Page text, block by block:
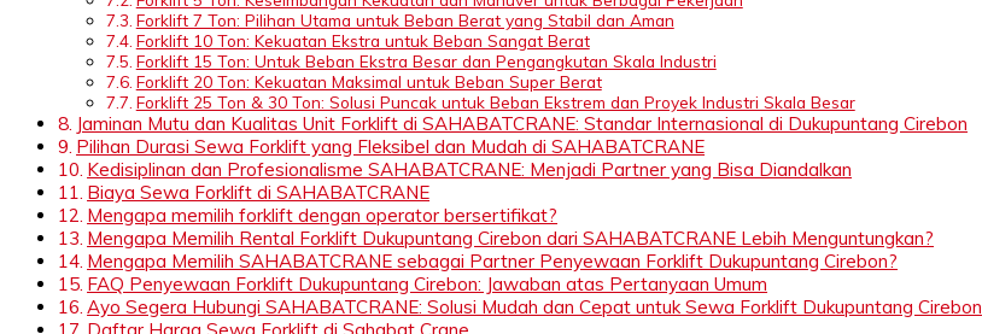
Forklift 7 Ton: Pilihan Utama untuk Beban Berat yang Stabil dan Aman
Forklift 10 Ton: Kekuatan Ekstra untuk Beban Sangat Berat
Forklift 15 Ton: Untuk Beban Ekstra Besar dan Pengangkutan Skala Industri
Forklift 20 Ton: Kekuatan Maksimal untuk Beban Super Berat
Forklift 25 Ton & 30 Ton: Solusi Puncak untuk Beban Ekstrem dan Proyek Industri Skala Besar
Jaminan Mutu dan Kualitas Unit Forklift di SAHABATCRANE: Standar Internasional di Dukupuntang Cirebon
Pilihan Durasi Sewa Forklift yang Fleksibel dan Mudah di SAHABATCRANE
Kedisiplinan dan Profesionalisme SAHABATCRANE: Menjadi Partner yang Bisa Diandalkan
Biaya Sewa Forklift di SAHABATCRANE
Mengapa memilih forklift dengan operator bersertifikat?
Mengapa Memilih Rental Forklift Dukupuntang Cirebon dari SAHABATCRANE Lebih Menguntungkan?
Mengapa Memilih SAHABATCRANE sebagai Partner Penyewaan Forklift Dukupuntang Cirebon?
FAQ Penyewaan Forklift Dukupuntang Cirebon: Jawaban atas Pertanyaan Umum
Ayo Segera Hubungi SAHABATCRANE: Solusi Mudah dan Cepat untuk Sewa Forklift Dukupuntang Cirebon